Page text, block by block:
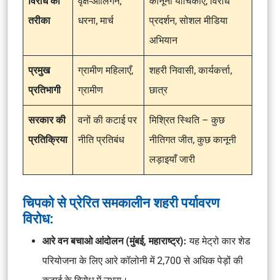
तरीका
धरना, मार्च
प्रदर्शन, सोशल मीडिया
अभियान
प्रमुख
प्रतिभागी
ग्रामीण महिलाएँ,
ग्रामीण
शहरी निवासी, कार्यकर्त्ता,
छात्र
सरकार की
प्रतिक्रिया
वनों की कटाई पर
नीति प्रतिबंध
मिश्रित स्थिति – कुछ
नीतिगत जीत, कुछ कानूनी
लड़ाइयाँ जारी
चिपको से प्रेरित समकालीन शहरी पर्यावरण
विरोध:
आरे वन बचाओ आंदोलन (मुंबई, महाराष्ट्र): यह मेट्रो कार शेड
परियोजना के लिए आरे कॉलोनी में 2,700 से अधिक पेड़ों की